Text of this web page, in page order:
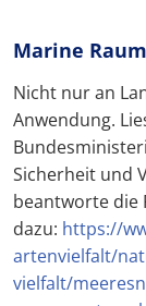
Marine
Nicht nur an
Anwendung.
Sicherheit und
beantworte die
dazu: https://
artenvielfalt/
vielfalt/